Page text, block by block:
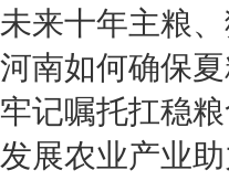
未来十年主粮
河南如何确保
牢记嘱托扛稳
发展农业产业